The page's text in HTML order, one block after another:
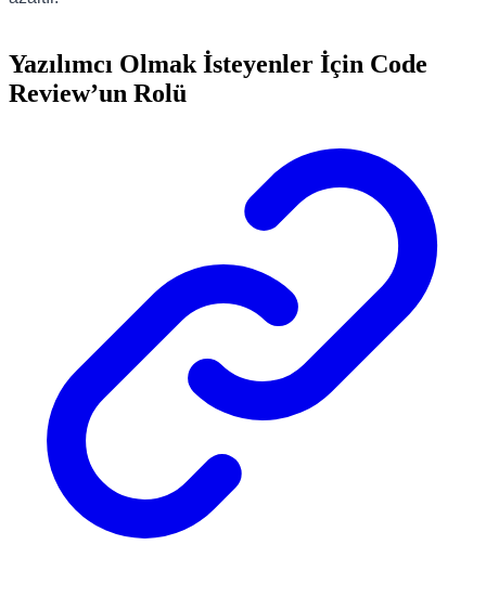
Yazılımcı Olmak İsteyenler İçin Code
Review’un Rolü